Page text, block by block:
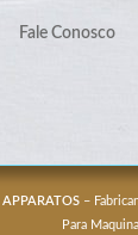
Fale Conosco
APPARATOS –
Para